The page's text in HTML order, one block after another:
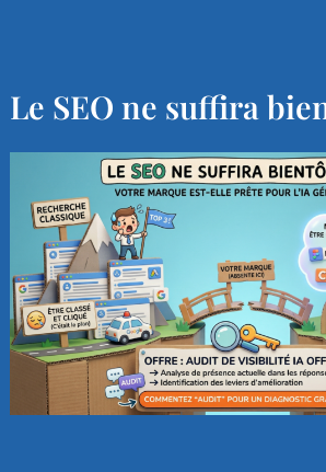
Le SEO ne suffira